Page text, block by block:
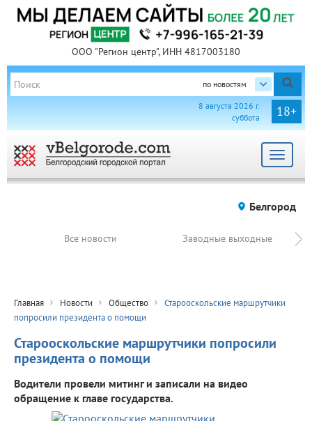
ООО "Регион центр", ИНН 4817003180
по новостям
18+
8 августа 2026 г.
суббота
Toggle
Белгород
Все новости Заводные выходные
Главная Новости Общество
Старооскольские маршрутчики
попросили президента о помощи
Старооскольские маршрутчики попросили
президента о помощи
Водители провели митинг и записали на видео
обращение к главе государства.